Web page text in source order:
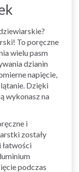
To poręczne
wielu pasm
dzianin
napięcie,
Dzięki
wykonasz na
i
zostały
łatwości
podczas